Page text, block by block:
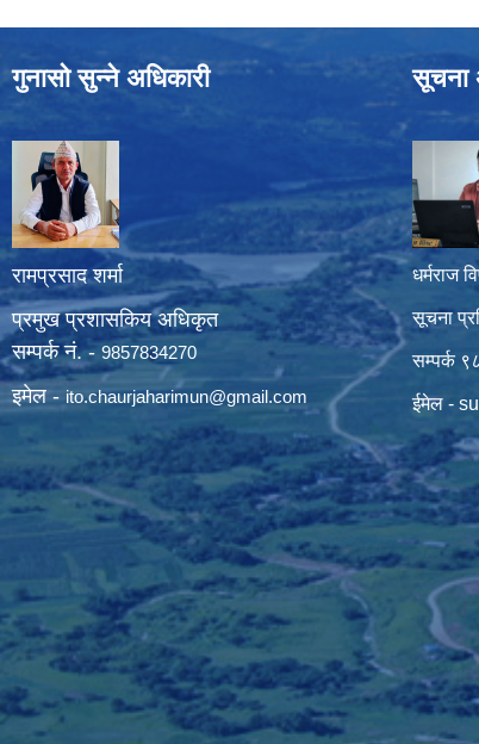
गुनासो सुन्ने अधिकारी
रामप्रसाद शर्मा
प्रमुख प्रशासकिय अधिकृत
सम्पर्क नं. - 9857834270
इमेल - ito.chaurjaharimun@gmail.com
सूचना
धर्मराज
सूचना
सम्पर्क
ईमेल -